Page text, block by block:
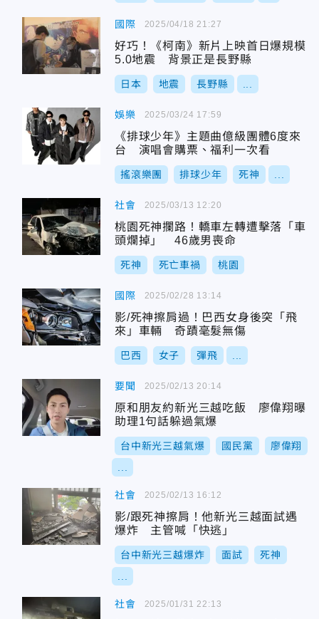
國際
好巧！《柯南》新片上映首日爆規模
5.0地震 背景正是長野縣
日本 地震 長野縣
2025/04/18 21:27
娛樂
《排球少年》主題曲億級團體6度來
台 演唱會購票、福利一次看
搖滾樂團 排球少年 死神
2025/03/24 17:59
社會
桃園死神攔路！轎車左轉遭擊落「車
頭爛掉」 46歲男喪命
死神 死亡車禍 桃園
2025/03/13 12:20
國際
影/死神擦肩過！巴西女身後突「飛
來」車輛 奇蹟毫髮無傷
巴西 女子 彈飛
2025/02/28 13:14
要聞
原和朋友約新光三越吃飯 廖偉翔曝
助理1句話躲過氣爆
台中新光三越氣爆 國民黨 廖偉翔
2025/02/13 20:14
社會
影/跟死神擦肩！他新光三越面試遇
爆炸 主管喊「快逃」
台中新光三越爆炸 面試 死神
2025/02/13 16:12
社會 2025/01/31 22:13